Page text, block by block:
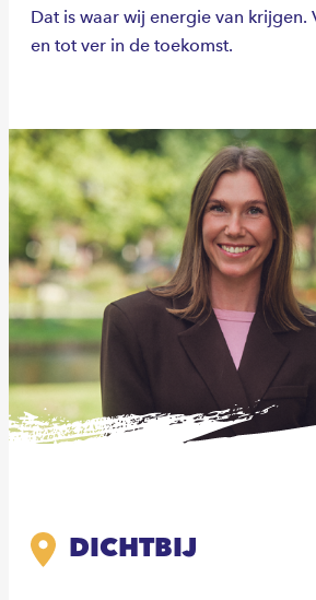
Dat is waar wij energie van krijgen.
en tot ver in de toekomst.
DICHTBIJ